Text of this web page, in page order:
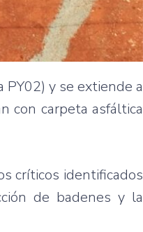
PY02) y se extiende a
con carpeta asfáltica
críticos identificados
de badenes y la